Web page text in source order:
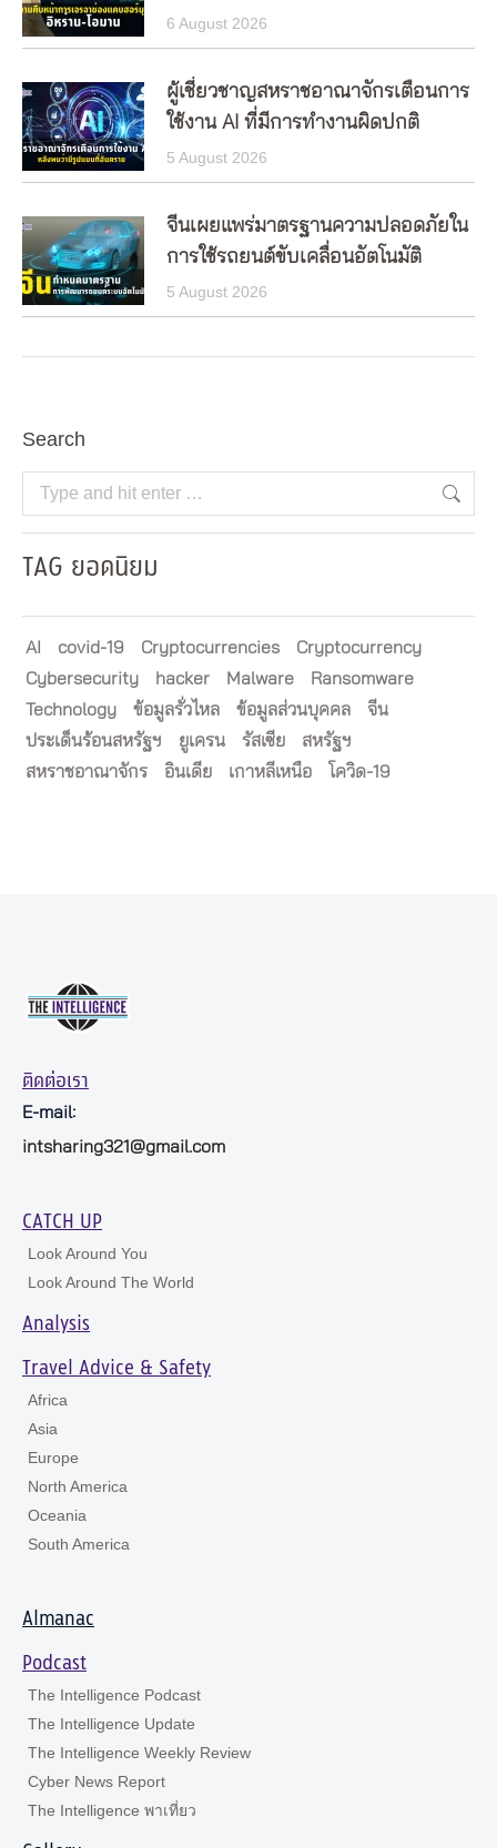
6 August 2026
ผู้เชี่ยวชาญสหราชอาณาจักรเตือนการ
ใช้งาน AI ที่มีการทำงานผิดปกติ
5 August 2026
จีนเผยแพร่มาตรฐานความปลอดภัยใน
การใช้รถยนต์ขับเคลื่อนอัตโนมัติ
5 August 2026
Search
Search:
TAG ยอดนิยม
AI covid-19 Cryptocurrencies
Cryptocurrency
Cybersecurity
hacker Malware
Ransomware
Technology
ข้อมูลรั่วไหล ข้อมูลส่วนบุคคล
จีน
ประเด็นร้อนสหรัฐฯ
ยูเครน รัสเซีย
สหรัฐฯ
สหราชอาณาจักร
อินเดีย เกาหลีเหนือ โควิด-19
ติดต่อเรา
E-mail:
intsharing321@gmail.com
CATCH UP
Look Around You
Look Around The World
Analysis
Travel Advice & Safety
Africa
Asia
Europe
North America
Oceania
South America
Almanac
Podcast
The Intelligence Podcast
The Intelligence Update
The Intelligence Weekly Review
Cyber News Report
The Intelligence พาเที่ยว